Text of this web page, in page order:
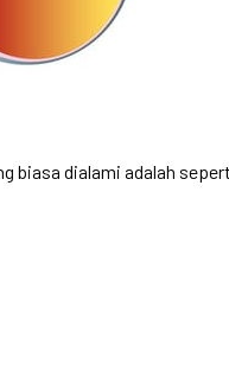
biasa dialami adalah